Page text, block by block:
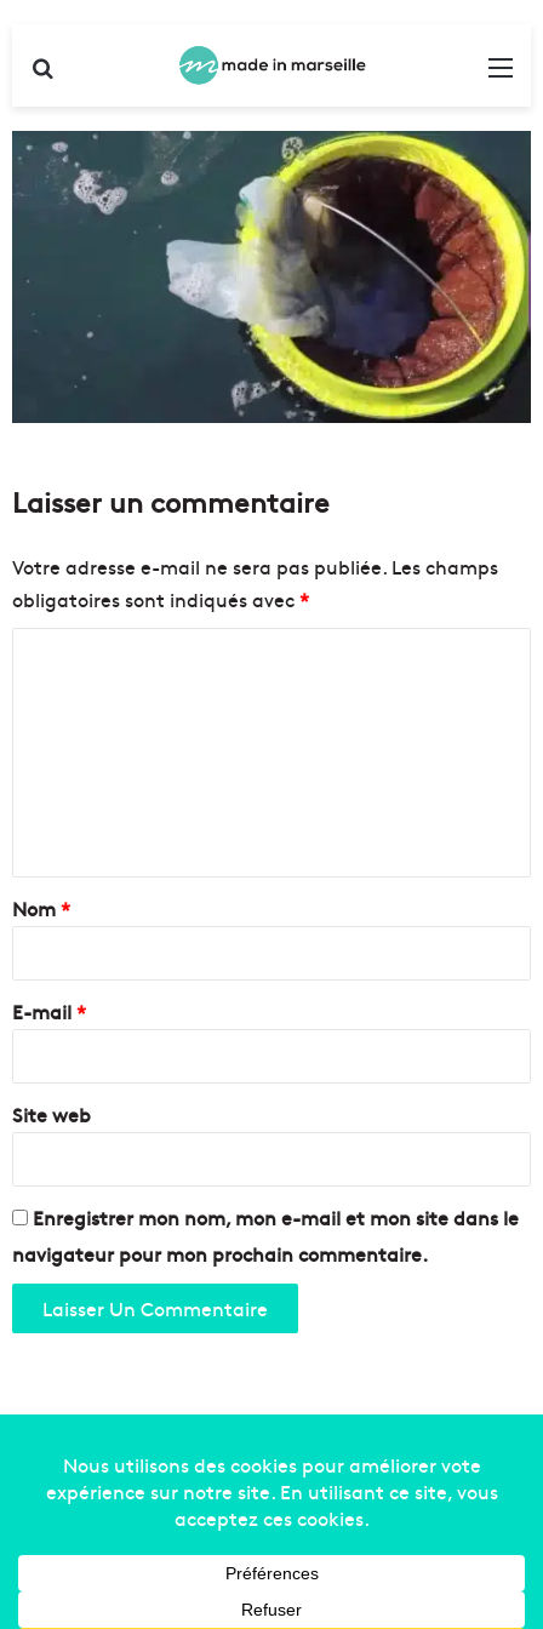
Laisser un commentaire
Votre adresse e-mail ne sera pas publiée. Les champs
obligatoires sont indiqués avec*
a
i
r
e
Nom*
E-mail*
Site web
Enregistrer mon nom, mon e-mail et mon site dans le
navigateur pour mon prochain commentaire.
Copyright © 2014-2022Made in Marseille. Tous droits
mentions légales-nous contacter
sommes-nous-annonceurs
Facebook
X LinkedinYouTubeInstagram
RSS